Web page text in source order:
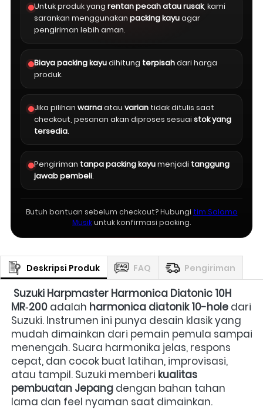
Untuk produk yang rentan pecah atau rusak, kami
sarankan menggunakan packing kayuagar
pengiriman lebih aman.
Biaya packing kayudihitung terpisahdari harga
produk.
Jika pilihan warnaatau varian tidak ditulis saat
checkout, pesanan akan diproses sesuai stok yang
tersedia.
Pengiriman tanpa packing kayumenjadi tanggung
jawab pembeli.
Butuh bantuan sebelum checkout? Hubungi tim Salomo
Musikuntuk konfirmasi packing.
Deskripsi Produk FAQ Pengiriman
Suzuki Harpmaster Harmonica Diatonic 10H
MR‑200 adalah harmonica diatonik 10-hole dari
Suzuki. Instrumen ini punya desain klasik yang
mudah dimainkan dari pemain pemula sampai
menengah. Suara harmonika jelas, respons
cepat, dan cocok buat latihan, improvisasi,
atau tampil. Suzuki memberi kualitas
pembuatan Jepang dengan bahan tahan
lama dan feel nyaman saat dimainkan.